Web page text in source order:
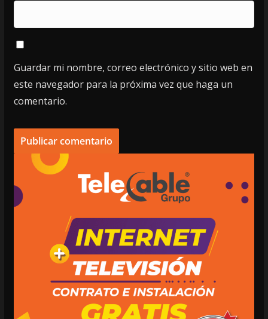
Guardar mi nombre, correo electrónico y sitio web en
este navegador para la próxima vez que haga un
comentario.